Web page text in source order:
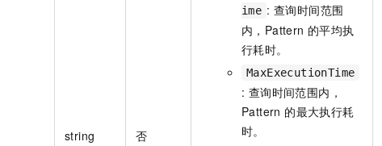
string 否
ime : 查询时间范围
内，Pattern 的平均执
行耗时。
MaxExecutionTime
: 查询时间范围内，
Pattern 的最大执行耗
时。